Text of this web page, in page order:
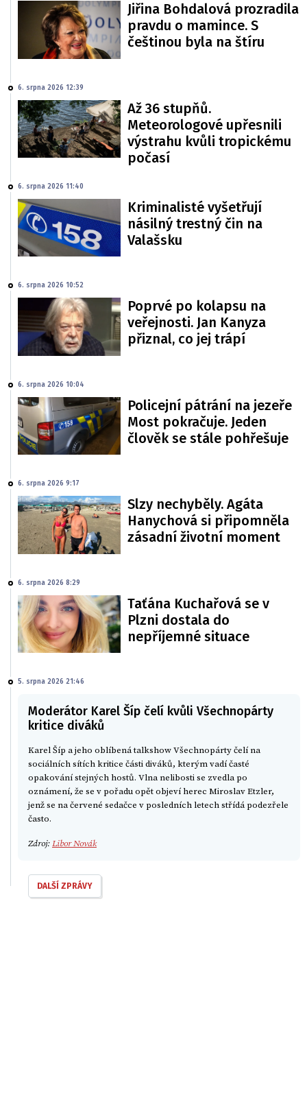
Jiřina Bohdalová prozradila
pravdu o mamince. S
češtinou byla na štíru
6. srpna 2026 12:39
Až 36 stupňů.
Meteorologové upřesnili
výstrahu kvůli tropickému
počasí
6. srpna 2026 11:40
Kriminalisté vyšetřují
násilný trestný čin na
Valašsku
6. srpna 2026 10:52
Poprvé po kolapsu na
veřejnosti. Jan Kanyza
přiznal, co jej trápí
6. srpna 2026 10:04
Policejní pátrání na jezeře
Most pokračuje. Jeden
člověk se stále pohřešuje
6. srpna 2026 9:17
Slzy nechyběly. Agáta
Hanychová si připomněla
zásadní životní moment
6. srpna 2026 8:29
Taťána Kuchařová se v
Plzni dostala do
nepříjemné situace
5. srpna 2026 21:46
Moderátor Karel Šíp čelí kvůli Všechnopárty
kritice diváků
Karel Šíp a jeho oblíbená talkshow Všechnopárty čelí na
sociálních sítích kritice části diváků, kterým vadí časté
opakování stejných hostů. Vlna nelibosti se zvedla po
oznámení, že se v pořadu opět objeví herec Miroslav Etzler,
jenž se na červené sedačce v posledních letech střídá podezřele
často.
Zdroj:Libor Novák
DALŠÍ ZPRÁVY